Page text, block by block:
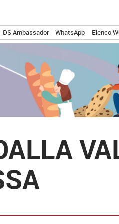
DS Ambassador WhatsApp Elenco